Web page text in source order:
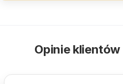
Opinie klientów